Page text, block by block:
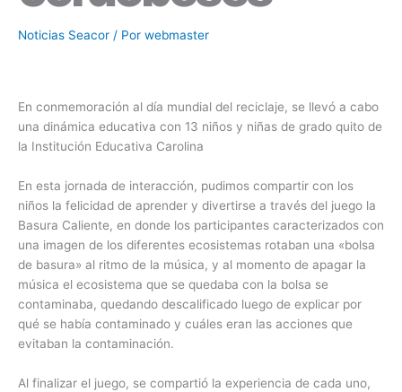
Noticias Seacor / Por webmaster
En conmemoración al día mundial del reciclaje, se llevó a cabo
una dinámica educativa con 13 niños y niñas de grado quito de
la Institución Educativa Carolina
En esta jornada de interacción, pudimos compartir con los
niños la felicidad de aprender y divertirse a través del juego la
Basura Caliente, en donde los participantes caracterizados con
una imagen de los diferentes ecosistemas rotaban una «bolsa
de basura» al ritmo de la música, y al momento de apagar la
música el ecosistema que se quedaba con la bolsa se
contaminaba, quedando descalificado luego de explicar por
qué se había contaminado y cuáles eran las acciones que
evitaban la contaminación.
Al finalizar el juego, se compartió la experiencia de cada uno,